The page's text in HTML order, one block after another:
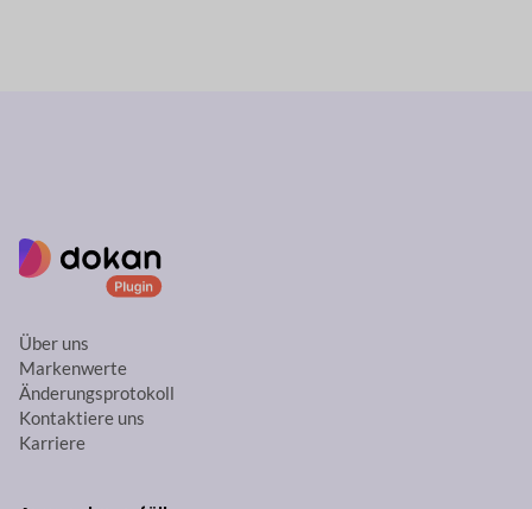
Über uns
Markenwerte
Änderungsprotokoll
Kontaktiere uns
Karriere